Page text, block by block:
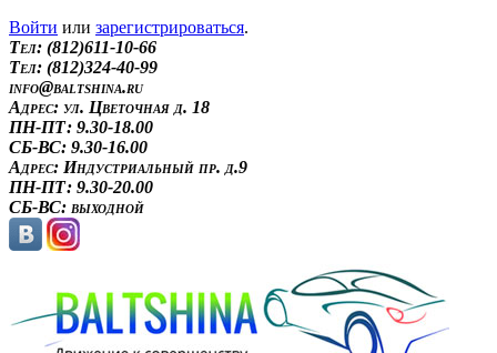
Войти или зарегистрироваться.
Tел: (812)611-10-66
Tел: (812)324-40-99
info@baltshina.ru
Адрес: ул. Цветочная д. 18
ПН-ПТ: 9.30-18.00
СБ-ВС: 9.30-16.00
Адрес: Индустриальный пр. д.9
ПН-ПТ: 9.30-20.00
СБ-ВС: выходной